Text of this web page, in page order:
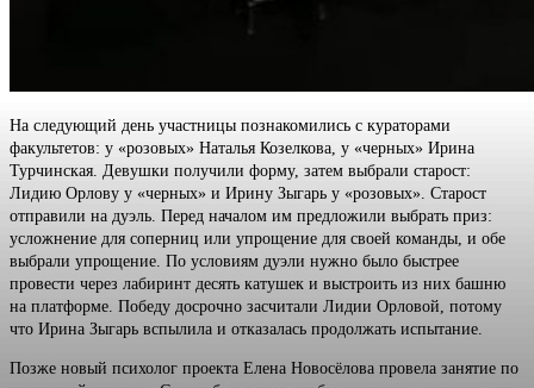
На следующий день участницы познакомились с кураторами
факультетов: у «розовых» Наталья Козелкова, у «черных» Ирина
Турчинская. Девушки получили форму, затем выбрали старост:
Лидию Орлову у «черных» и Ирину Зыгарь у «розовых». Старост
отправили на дуэль. Перед началом им предложили выбрать приз:
усложнение для соперниц или упрощение для своей команды, и обе
выбрали упрощение. По условиям дуэли нужно было быстрее
провести через лабиринт десять катушек и выстроить из них башню
на платформе. Победу досрочно засчитали Лидии Орловой, потому
что Ирина Зыгарь вспылила и отказалась продолжать испытание.
Позже новый психолог проекта Елена Новосёлова провела занятие по